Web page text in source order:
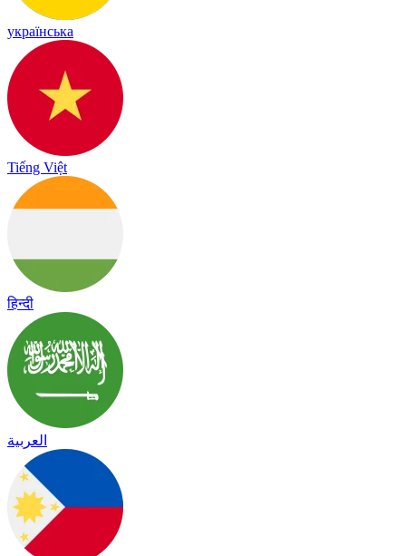
українська
Tiếng Việt
हिन्दी
العربية